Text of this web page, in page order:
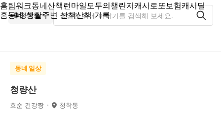
홈팀워크동네산책런마일모두의챌린지캐시로또보험캐시딜
홈동네 생활주변 산책산책 기록
청학동
동네 일상
청량산
효순 건강짱 청학동